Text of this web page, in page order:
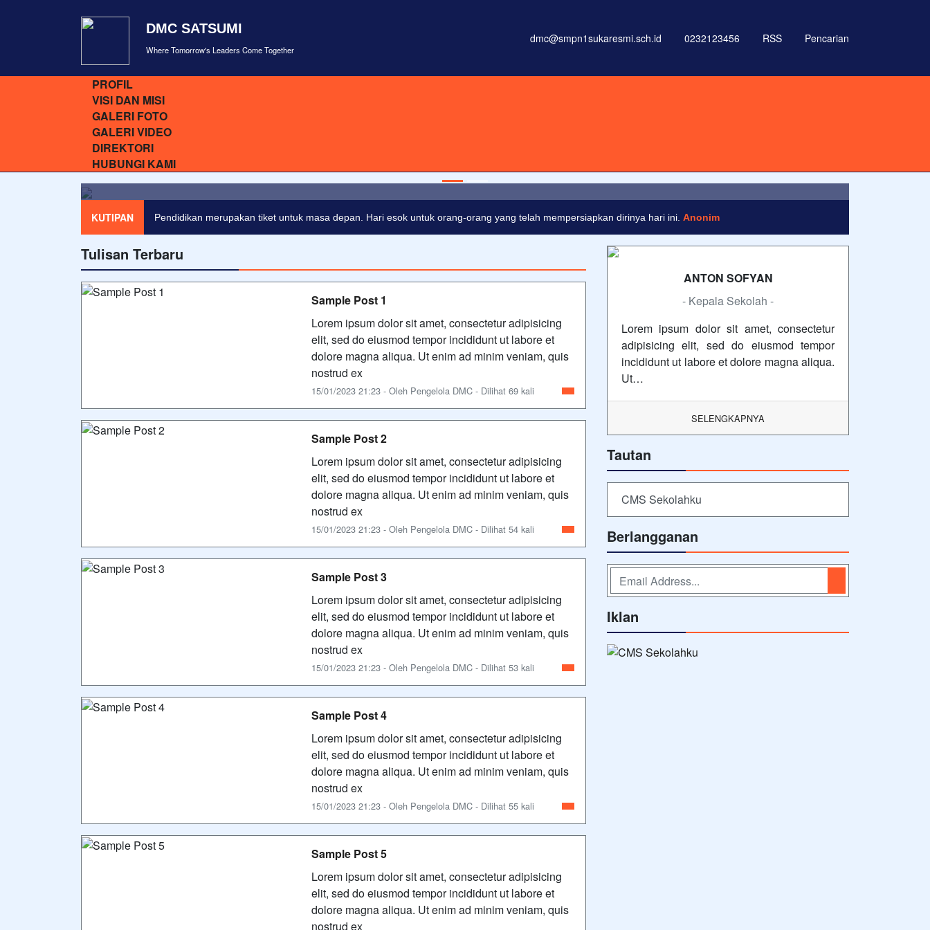
DMC SATSUMI
Where Tomorrow's Leaders Come Together
dmc@smpn1sukaresmi.sch.id 0232123456 RSS Pencarian
PROFIL
VISI DAN MISI
GALERI FOTO
GALERI VIDEO
DIREKTORI
HUBUNGI KAMILorem ipsum dolor sit amet, consectetur adipisicing elit, sed do eiusmod tempor incididunt ut labore et dolore magna aliqua
KUTIPAN Pendidikan merupakan tiket untuk masa depan. Hari esok untuk orang-orang yang telah mempersiapkan dirinya hari ini. Anonim
Tulisan Terbaru
Sample Post 1
Lorem ipsum dolor sit amet, consectetur adipisicing
elit, sed do eiusmod tempor incididunt ut labore et
dolore magna aliqua. Ut enim ad minim veniam, quis
nostrud ex
15/01/2023 21:23 - Oleh Pengelola DMC - Dilihat 69 kali
Sample Post 2
Lorem ipsum dolor sit amet, consectetur adipisicing
elit, sed do eiusmod tempor incididunt ut labore et
dolore magna aliqua. Ut enim ad minim veniam, quis
nostrud ex
15/01/2023 21:23 - Oleh Pengelola DMC - Dilihat 54 kali
Sample Post 3
Lorem ipsum dolor sit amet, consectetur adipisicing
elit, sed do eiusmod tempor incididunt ut labore et
dolore magna aliqua. Ut enim ad minim veniam, quis
nostrud ex
15/01/2023 21:23 - Oleh Pengelola DMC - Dilihat 53 kali
Sample Post 4
Lorem ipsum dolor sit amet, consectetur adipisicing
elit, sed do eiusmod tempor incididunt ut labore et
dolore magna aliqua. Ut enim ad minim veniam, quis
nostrud ex
15/01/2023 21:23 - Oleh Pengelola DMC - Dilihat 55 kali
Sample Post 5
Lorem ipsum dolor sit amet, consectetur adipisicing
elit, sed do eiusmod tempor incididunt ut labore et
dolore magna aliqua. Ut enim ad minim veniam, quis
nostrud ex
ANTON SOFYAN
- Kepala Sekolah -
Lorem ipsum dolor sit amet, consectetur
adipisicing elit, sed do eiusmod tempor
incididunt ut labore et dolore magna aliqua.
Ut…
SELENGKAPNYA
Tautan
CMS Sekolahku
Berlangganan
Iklan